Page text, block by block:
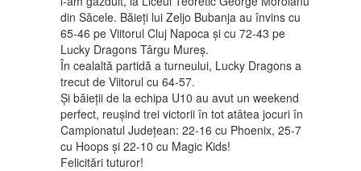
din Săcele. Băieți lui Zeljo Bubanja au învins cu
65-46 pe Viitorul Cluj Napoca și cu 72-43 pe
Lucky Dragons Târgu Mureș.
În cealaltă partidă a turneului, Lucky Dragons a
trecut de Viitorul cu 64-57.
Și băieții de la echipa U10 au avut un weekend
perfect, reușind trei victorii în tot atâtea jocuri în
Campionatul Județean: 22-16 cu Phoenix, 25-7
cu Hoops și 22-10 cu Magic Kids!
Felicitări tuturor!